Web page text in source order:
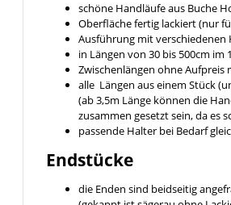
schöne Handläufe aus Buche
Oberfläche fertig lackiert (nur
Ausführung mit verschiedenen
in Längen von 30 bis 500cm im
Zwischenlängen ohne Aufpreis
alle Längen aus einem Stück
(ab 3,5m Länge können die
zusammen gesetzt sein, da es
passende Halter bei Bedarf
Endstücke
die Enden sind beidseitig